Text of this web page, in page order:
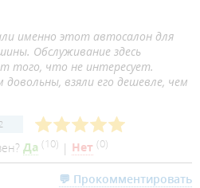
именно этот автосалон для
Обслуживание здесь
того, что не интересует.
взяли его дешевле, чем
Да (10) | Нет (0)
💬 Прокомментировать